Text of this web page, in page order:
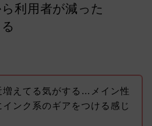
利用者が減った
増えてる気がする…メイン性
ンク系のギアをつける感じ